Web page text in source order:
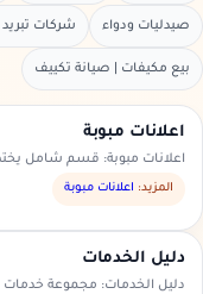
صيدليات ودواء شركات
بيع مكيفات | صيانة تكييف
اعلانات مبوبة
اعلانات مبوبة: قسم شامل
المزيد: اعلانات مبوبة
دليل الخدمات
دليل الخدمات: مجموعة